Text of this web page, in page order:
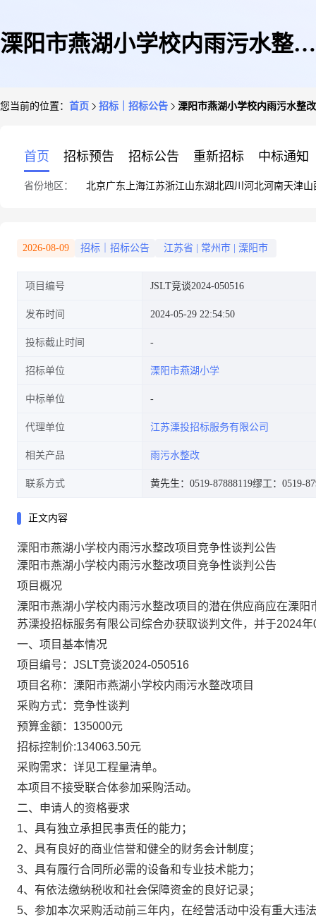
溧阳市燕湖小学校内雨污水整改
您当前的位置： 首页 招标｜招标公告 溧阳市燕湖小学校内雨污水整
首页 招标预告 招标公告 重新招标 中标通知
省份地区： 北京广东 上海江苏浙江山东湖北四川 河北河南天津山
2026-08-09 招标｜招标公告 江苏省 常州市 溧阳市
项目编号 JSLT竞谈2024-050516
发布时间 2024-05-29 22:54:50
投标截止时间
招标单位 溧阳市燕湖小学
中标单位
代理单位 江苏溧投招标服务有限公司
相关产品 雨污水整改
联系方式 黄先生：0519-87888119缪工：0519-
正文内容
溧阳市燕湖小学校内雨污水整改项目竞争性谈判公告
溧阳市燕湖小学校内雨污水整改项目竞争性谈判公告
项目概况
溧阳市燕湖小学校内雨污水整改项目 的潜在供应商应在溧阳
苏溧投招标服务有限公司综合办获取谈判文件，并于2024年
一、项目基本情况
项目编号： JSLT竞谈2024-050516
项目名称： 溧阳市燕湖小学校内雨污水整改项目
采购方式：竞争性谈判
预算金额： 135000元
招标控制价:134063.50元
采购需求： 详见工程量清单。
本项目不接受联合体参加采购活动。
二、申请人的资格要求
1、具有独立承担民事责任的能力；
2、具有良好的商业信誉和健全的财务会计制度；
3、具有履行合同所必需的设备和专业技术能力；
4、有依法缴纳税收和社会保障资金的良好记录；
5、参加本次采购活动前三年内，在经营活动中没有重大违